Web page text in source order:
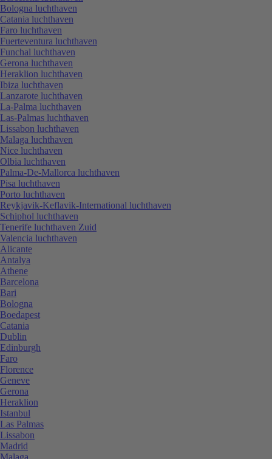
Bologna luchthaven
Catania luchthaven
Faro luchthaven
Fuerteventura luchthaven
Funchal luchthaven
Gerona luchthaven
Heraklion luchthaven
Ibiza luchthaven
Lanzarote luchthaven
La-Palma luchthaven
Las-Palmas luchthaven
Lissabon luchthaven
Malaga luchthaven
Nice luchthaven
Olbia luchthaven
Palma-De-Mallorca luchthaven
Pisa luchthaven
Porto luchthaven
Reykjavik-Keflavik-International luchthaven
Schiphol luchthaven
Tenerife luchthaven Zuid
Valencia luchthaven
Alicante
Antalya
Athene
Barcelona
Bari
Bologna
Boedapest
Catania
Dublin
Edinburgh
Faro
Florence
Geneve
Gerona
Heraklion
Istanbul
Las Palmas
Lissabon
Madrid
Malaga